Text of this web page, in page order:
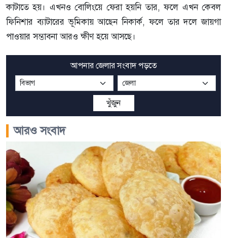
কাটাতে হয়। এখনও বোলিংয়ে ফেরা হয়নি তার, ফলে এখন কেবল
ফিনিশার ব্যাটারের ভূমিকায় আছেন নিকার্ক, ফলে তার দলে জায়গা
পাওয়ার সম্ভাবনা আরও ক্ষীণ হয়ে আসছে।
আপনার জেলার সংবাদ পড়তে
খুঁজুন
আরও সংবাদ